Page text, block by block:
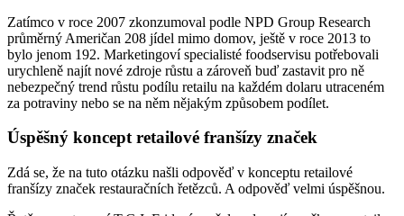
Zatímco v roce 2007 zkonzumoval podle NPD Group Research
průměrný Američan 208 jídel mimo domov, ještě v roce 2013 to
bylo jenom 192. Marketingoví specialisté foodservisu potřebovali
urychleně najít nové zdroje růstu a zároveň buď zastavit pro ně
nebezpečný trend růstu podílu retailu na každém dolaru utraceném
za potraviny nebo se na něm nějakým způsobem podílet.
Úspěšný koncept retailové franšízy značek
Zdá se, že na tuto otázku našli odpověď v konceptu retailové
franšízy značek restauračních řetězců. A odpověď velmi úspěšnou.